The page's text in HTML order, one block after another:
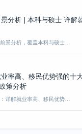
分析 | 本科与硕士 详解
景分析，覆盖本科与硕士…
率高、移民优势强的十
策分析
详解就业率高、移民优势…